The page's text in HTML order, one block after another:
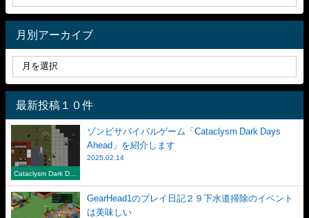
月別アーカイブ
最新投稿１０件
Cataclysm Dark Day
s Ahead
ゾンビサバイバルゲーム「Cataclysm Dark Days
Ahead」を紹介します
2025.02.14
GearHead1のプレイ日記２９下水道掃除のイベント
は美味しい